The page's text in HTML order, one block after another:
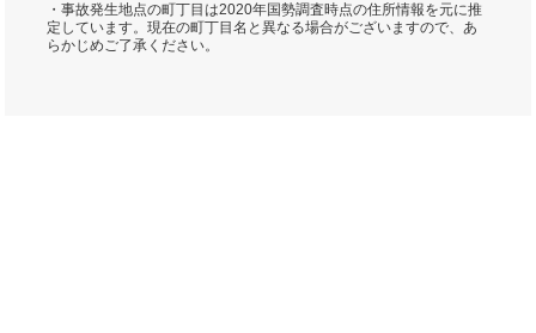
・事故発生地点の町丁目は2020年国勢調査時点の住所情報を元に推
定しています。現在の町丁目名と異なる場合がございますので、あ
らかじめご了承ください。